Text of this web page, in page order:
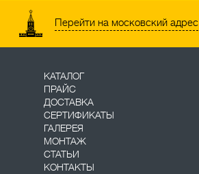
Перейти на московский адрес
КАТАЛОГ
ПРАЙС
ДОСТАВКА
СЕРТИФИКАТЫ
ГАЛЕРЕЯ
МОНТАЖ
СТАТЬИ
КОНТАКТЫ